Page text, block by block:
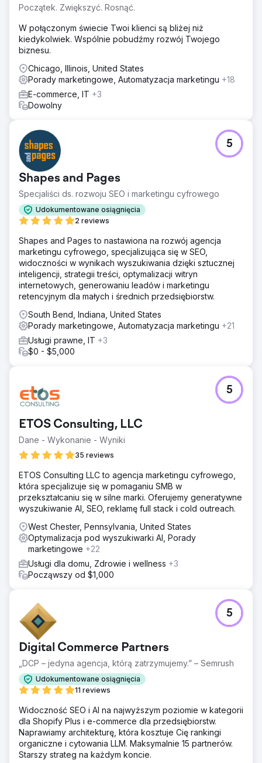
Początek. Zwiększyć. Rosnąć.
W połączonym świecie Twoi klienci są bliżej niż
kiedykolwiek. Wspólnie pobudźmy rozwój Twojego
biznesu.
Chicago, Illinois, United States
Porady marketingowe, Automatyzacja marketingu +18
E-commerce, IT +3
Dowolny
Shapes and Pages
Specjaliści ds. rozwoju SEO i marketingu cyfrowego
Udokumentowane osiągnięcia
2 reviews
5
Shapes and Pages to nastawiona na rozwój agencja
marketingu cyfrowego, specjalizująca się w SEO,
widoczności w wynikach wyszukiwania dzięki sztucznej
inteligencji, strategii treści, optymalizacji witryn
internetowych, generowaniu leadów i marketingu
retencyjnym dla małych i średnich przedsiębiorstw.
South Bend, Indiana, United States
Porady marketingowe, Automatyzacja marketingu +21
Usługi prawne, IT +3
$0 - $5,000
ETOS Consulting, LLC
Dane - Wykonanie - Wyniki
35 reviews
5
ETOS Consulting LLC to agencja marketingu cyfrowego,
która specjalizuje się w pomaganiu SMB w
przekształcaniu się w silne marki. Oferujemy generatywne
wyszukiwanie AI, SEO, reklamę full stack i cold outreach.
West Chester, Pennsylvania, United States
Optymalizacja pod wyszukiwarki AI, Porady
marketingowe +22
Usługi dla domu, Zdrowie i wellness +3
Począwszy od $1,000
Digital Commerce Partners
„DCP – jedyna agencja, którą zatrzymujemy.” – Semrush
Udokumentowane osiągnięcia
11 reviews
5
Widoczność SEO i AI na najwyższym poziomie w kategorii
dla Shopify Plus i e-commerce dla przedsiębiorstw.
Naprawiamy architekturę, która kosztuje Cię rankingi
organiczne i cytowania LLM. Maksymalnie 15 partnerów.
Starszy strateg na każdym koncie.